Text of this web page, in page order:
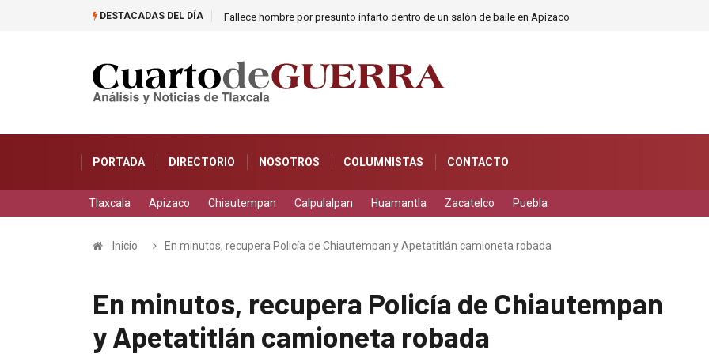
DESTACADAS DEL DÍA Fallece hombre por presunto infarto dentro de un salón de baile en Apizaco
PORTADA DIRECTORIO NOSOTROS COLUMNISTAS CONTACTO
Tlaxcala Apizaco Chiautempan Calpulalpan Huamantla Zacatelco Puebla
Inicio En minutos, recupera Policía de Chiautempan y Apetatitlán camioneta robada
En minutos, recupera Policía de Chiautempan
y Apetatitlán camioneta robada